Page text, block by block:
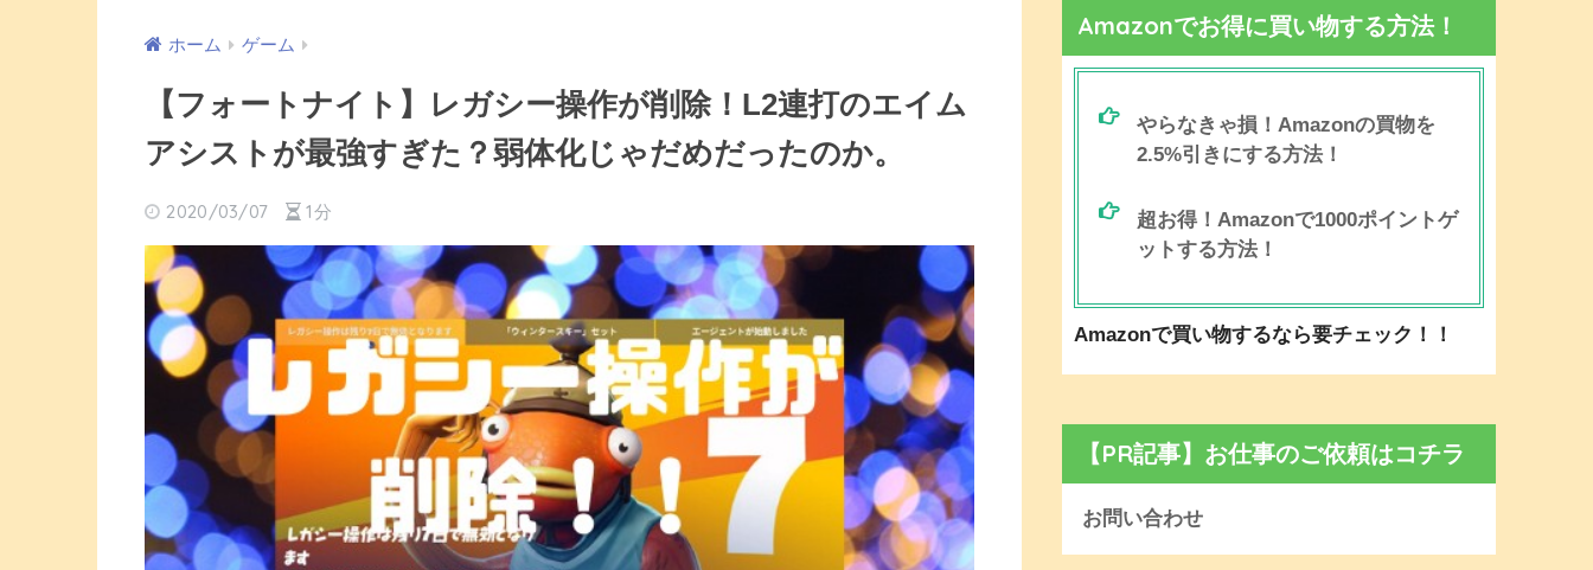
ホーム ゲーム
【フォートナイト】レガシー操作が削除！L2連打のエイム
アシストが最強すぎた？弱体化じゃだめだったのか。
2020/03/07 1分
Amazonでお得に買い物する方法！
やらなきゃ損！Amazonの買物を
2.5%引きにする方法！
超お得！Amazonで1000ポイントゲ
ットする方法！
Amazonで買い物するなら要チェック！！
【PR記事】お仕事のご依頼はコチラ
お問い合わせ